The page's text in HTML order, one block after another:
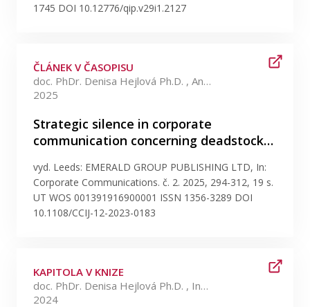
1745 DOI 10.12776/qip.v29i1.2127
ČLÁNEK V ČASOPISU
doc. PhDr. Denisa Hejlová Ph.D. , Angga Ariestya M.Sc. +2 více
2025
Strategic silence in corporate
communication concerning deadstock…
vyd. Leeds: EMERALD GROUP PUBLISHING LTD, In:
Corporate Communications. č. 2. 2025, 294-312, 19 s.
UT WOS 001391916900001 ISSN 1356-3289 DOI
10.1108/CCIJ-12-2023-0183
KAPITOLA V KNIZE
doc. PhDr. Denisa Hejlová Ph.D. , Ing. Bc. Petra Koudelková Ph.D.
2024